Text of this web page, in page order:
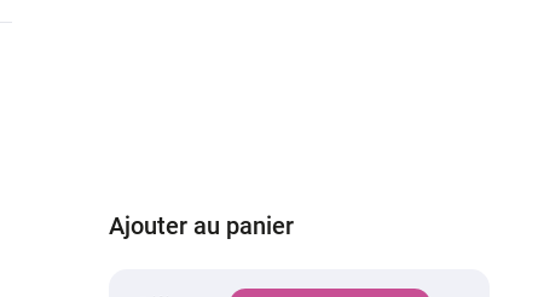
Ajouter au panier